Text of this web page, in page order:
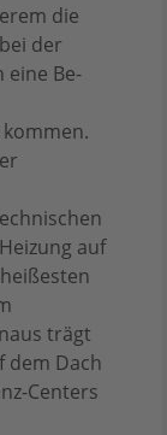
die
der
eine Be-
auf
trägt
dem Dach
Centers